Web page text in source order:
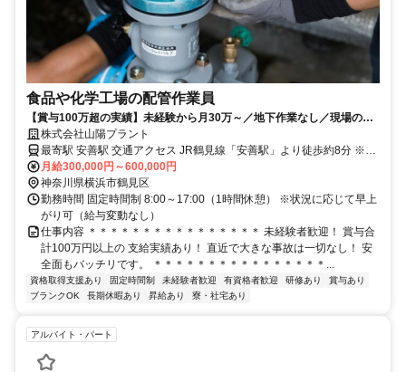
食品や化学工場の配管作業員
【賞与100万超の実績】未経験から月30万～／地下作業なし／現場のほ
ぼ9割が関東／基本土日祝休み
株式会社山陽プラント
最寄駅 安善駅 交通アクセス JR鶴見線「安善駅」より徒歩約8分 ※上
記は本社へのアクセス ※現場は8～9割が関東 ※そのほかは全国各地
月給300,000円～600,000円
神奈川県横浜市鶴見区
勤務時間 固定時間制 8:00～17:00（1時間休憩） ※状況に応じて早上
がり可（給与変動なし）
仕事内容 ＊＊＊＊＊＊＊＊＊＊＊＊＊＊＊＊ 未経験者歓迎！ 賞与合
計100万円以上の 支給実績あり！ 直近で大きな事故は一切なし！ 安
全面もバッチリです。 ＊＊＊＊＊＊＊＊＊＊＊＊＊＊＊＊...
資格取得支援あり 固定時間制 未経験者歓迎 有資格者歓迎 研修あり
賞与あり
ブランクOK
長期休暇あり 昇給あり 寮・社宅あり
アルバイト・パート